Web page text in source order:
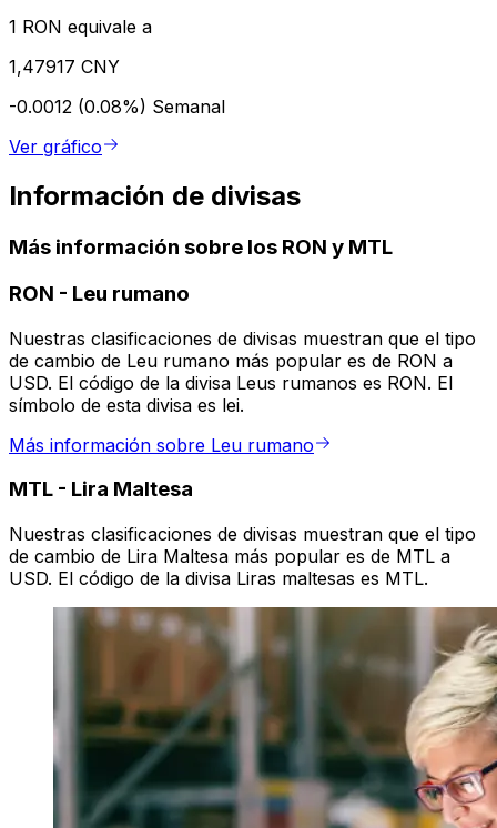
1 RON equivale a
1,47917 CNY
-0.0012 (0.08%) Semanal
Ver gráfico
Información de divisas
Más información sobre los RON y MTL
RON - Leu rumano
Nuestras clasificaciones de divisas muestran que el tipo
de cambio de Leu rumano más popular es de RON a
USD. El código de la divisa Leus rumanos es RON. El
símbolo de esta divisa es lei.
Más información sobre Leu rumano
MTL - Lira Maltesa
Nuestras clasificaciones de divisas muestran que el tipo
de cambio de Lira Maltesa más popular es de MTL a
USD. El código de la divisa Liras maltesas es MTL.